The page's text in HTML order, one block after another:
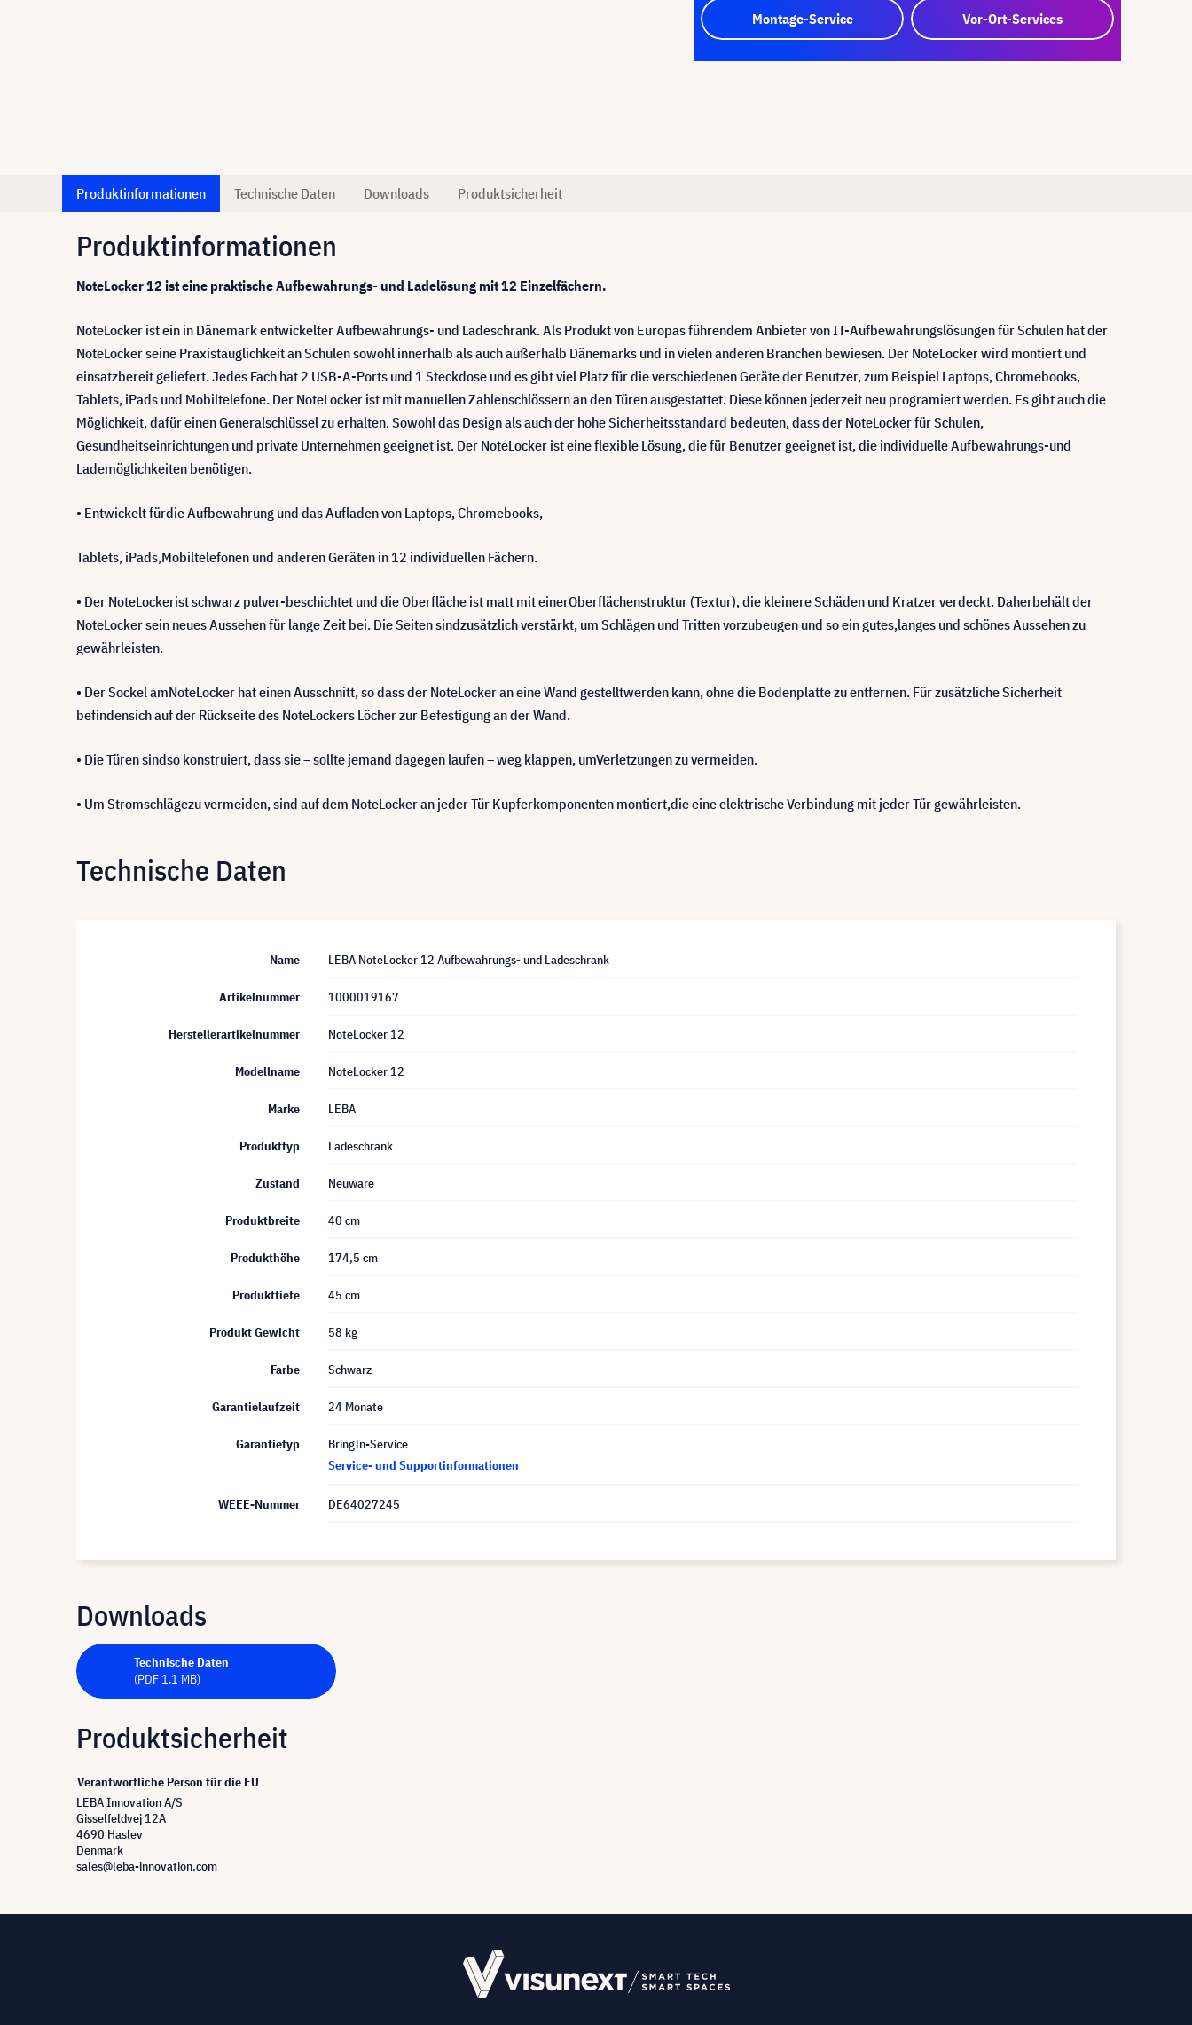
Montage-Service Vor-Ort-Services
Produktinformationen Technische Daten Downloads Produktsicherheit
Produktinformationen
NoteLocker 12 ist eine praktische Aufbewahrungs- und Ladelösung mit 12 Einzelfächern.
NoteLocker ist ein in Dänemark entwickelter Aufbewahrungs- und Ladeschrank. Als Produkt von Europas führendem Anbieter von IT-Aufbewahrungslösungen für Schulen hat der
NoteLocker seine Praxistauglichkeit an Schulen sowohl innerhalb als auch außerhalb Dänemarks und in vielen anderen Branchen bewiesen. Der NoteLocker wird montiert und
einsatzbereit geliefert. Jedes Fach hat 2 USB-A-Ports und 1 Steckdose und es gibt viel Platz für die verschiedenen Geräte der Benutzer, zum Beispiel Laptops, Chromebooks,
Tablets, iPads und Mobiltelefone. Der NoteLocker ist mit manuellen Zahlenschlössern an den Türen ausgestattet. Diese können jederzeit neu programiert werden. Es gibt auch die
Möglichkeit, dafür einen Generalschlüssel zu erhalten. Sowohl das Design als auch der hohe Sicherheitsstandard bedeuten, dass der NoteLocker für Schulen,
Gesundheitseinrichtungen und private Unternehmen geeignet ist. Der NoteLocker ist eine flexible Lösung, die für Benutzer geeignet ist, die individuelle Aufbewahrungs-und
Lademöglichkeiten benötigen.
• Entwickelt fürdie Aufbewahrung und das Aufladen von Laptops, Chromebooks,
Tablets, iPads,Mobiltelefonen und anderen Geräten in 12 individuellen Fächern.
• Der NoteLockerist schwarz pulver-beschichtet und die Oberfläche ist matt mit einerOberflächenstruktur (Textur), die kleinere Schäden und Kratzer verdeckt. Daherbehält der
NoteLocker sein neues Aussehen für lange Zeit bei. Die Seiten sindzusätzlich verstärkt, um Schlägen und Tritten vorzubeugen und so ein gutes,langes und schönes Aussehen zu
gewährleisten.
• Der Sockel amNoteLocker hat einen Ausschnitt, so dass der NoteLocker an eine Wand gestelltwerden kann, ohne die Bodenplatte zu entfernen. Für zusätzliche Sicherheit
befindensich auf der Rückseite des NoteLockers Löcher zur Befestigung an der Wand.
• Die Türen sindso konstruiert, dass sie – sollte jemand dagegen laufen – weg klappen, umVerletzungen zu vermeiden.
• Um Stromschlägezu vermeiden, sind auf dem NoteLocker an jeder Tür Kupferkomponenten montiert,die eine elektrische Verbindung mit jeder Tür gewährleisten.
Technische Daten
Name LEBA NoteLocker 12 Aufbewahrungs- und Ladeschrank
Artikelnummer 1000019167
Herstellerartikelnummer NoteLocker 12
Modellname NoteLocker 12
Marke LEBA
Produkttyp Ladeschrank
Zustand Neuware
Produktbreite 40 cm
Produkthöhe 174,5 cm
Produkttiefe 45 cm
Produkt Gewicht 58 kg
Farbe Schwarz
Garantielaufzeit 24 Monate
Garantietyp
BringIn-Service
Service- und Supportinformationen
WEEE-Nummer DE64027245
Downloads
Technische Daten
(PDF 1.1 MB)
Produktsicherheit
Verantwortliche Person für die EU
LEBA Innovation A/S
Gisselfeldvej 12A
4690 Haslev
Denmark
sales@leba-innovation.com